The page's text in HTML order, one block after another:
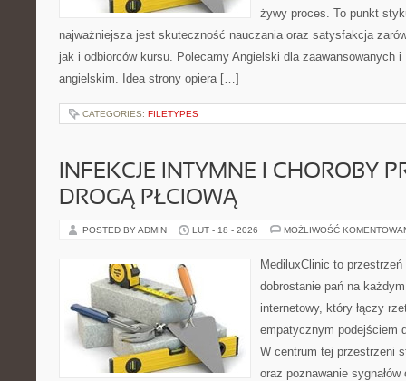
żywy proces. To punkt
najważniejsza jest skuteczność nauczania oraz satysfakcja
jak i odbiorców kursu. Polecamy Angielski dla zaawansowanych
angielskim. Idea strony opiera […]
CATEGORIES: FILETYPES
INFEKCJE INTYMNE I CHOROBY
DROGĄ PŁCIOWĄ
POSTED BY ADMIN LUT - 18 - 2026 MOŻLIWOŚĆ
MediluxClinic to
dobrostanie pań na
internetowy, który łączy
empatycznym podejściem
W centrum tej przestrzeni
oraz poznawanie